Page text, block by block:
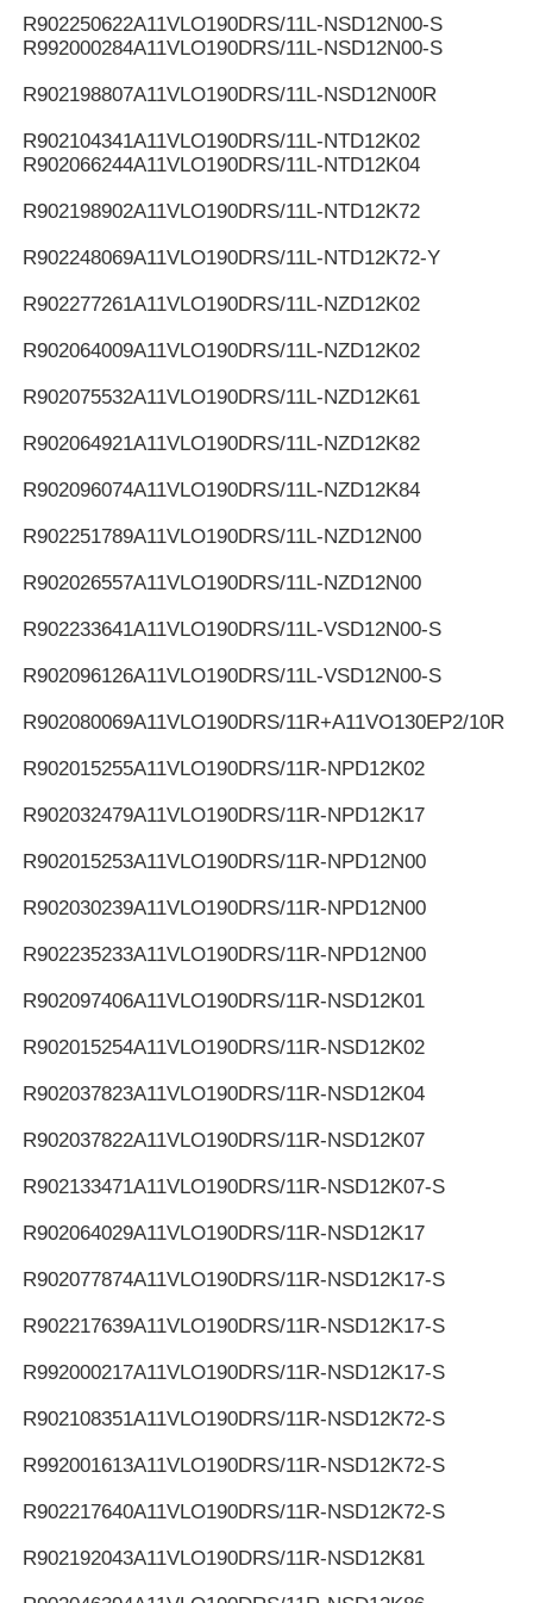
R902250622A11VLO190DRS/11L-NSD12N00-S
R992000284A11VLO190DRS/11L-NSD12N00-S
R902198807A11VLO190DRS/11L-NSD12N00R
R902104341A11VLO190DRS/11L-NTD12K02
R902066244A11VLO190DRS/11L-NTD12K04
R902198902A11VLO190DRS/11L-NTD12K72
R902248069A11VLO190DRS/11L-NTD12K72-Y
R902277261A11VLO190DRS/11L-NZD12K02
R902064009A11VLO190DRS/11L-NZD12K02
R902075532A11VLO190DRS/11L-NZD12K61
R902064921A11VLO190DRS/11L-NZD12K82
R902096074A11VLO190DRS/11L-NZD12K84
R902251789A11VLO190DRS/11L-NZD12N00
R902026557A11VLO190DRS/11L-NZD12N00
R902233641A11VLO190DRS/11L-VSD12N00-S
R902096126A11VLO190DRS/11L-VSD12N00-S
R902080069A11VLO190DRS/11R+A11VO130EP2/10R
R902015255A11VLO190DRS/11R-NPD12K02
R902032479A11VLO190DRS/11R-NPD12K17
R902015253A11VLO190DRS/11R-NPD12N00
R902030239A11VLO190DRS/11R-NPD12N00
R902235233A11VLO190DRS/11R-NPD12N00
R902097406A11VLO190DRS/11R-NSD12K01
R902015254A11VLO190DRS/11R-NSD12K02
R902037823A11VLO190DRS/11R-NSD12K04
R902037822A11VLO190DRS/11R-NSD12K07
R902133471A11VLO190DRS/11R-NSD12K07-S
R902064029A11VLO190DRS/11R-NSD12K17
R902077874A11VLO190DRS/11R-NSD12K17-S
R902217639A11VLO190DRS/11R-NSD12K17-S
R992000217A11VLO190DRS/11R-NSD12K17-S
R902108351A11VLO190DRS/11R-NSD12K72-S
R992001613A11VLO190DRS/11R-NSD12K72-S
R902217640A11VLO190DRS/11R-NSD12K72-S
R902192043A11VLO190DRS/11R-NSD12K81